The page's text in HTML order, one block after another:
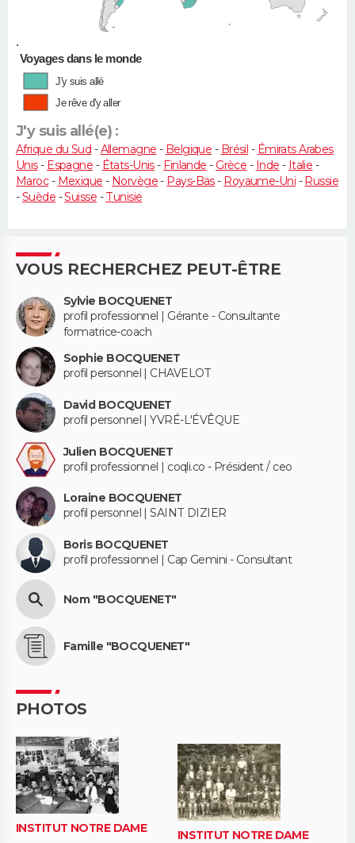
•
Voyages dans le monde
J'y suis allé
Je rêve d'y aller
J'y suis allé(e) :
Afrique du Sud -Allemagne - Belgique - Brésil - Émirats Arabes
Unis- Espagne - États-Unis- Finlande - Grèce - Inde - Italie -
Maroc- Mexique - Norvège- Pays-Bas- Royaume-Uni -Russie
-Suède -Suisse -Tunisie
VOUS RECHERCHEZ PEUT-ÊTRE
Sylvie BOCQUENET
profil professionnel | Gérante - Consultante
formatrice-coach
Sophie BOCQUENET
profil personnel | CHAVELOT
David BOCQUENET
profil personnel | YVRÉ-L'ÉVÊQUE
Julien BOCQUENET
profil professionnel | coqli.co - Président / ceo
Loraine BOCQUENET
profil personnel | SAINT DIZIER
Boris BOCQUENET
profil professionnel | Cap Gemini - Consultant
Nom "BOCQUENET"
Famille "BOCQUENET"
PHOTOS
INSTITUT NOTRE DAME INSTITUT NOTRE DAME